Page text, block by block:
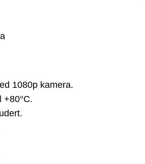
1080p kamera.
+80°C.